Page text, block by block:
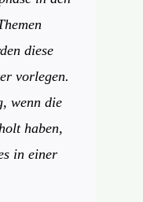
diese
vorlegen.
wenn die
haben,
in einer